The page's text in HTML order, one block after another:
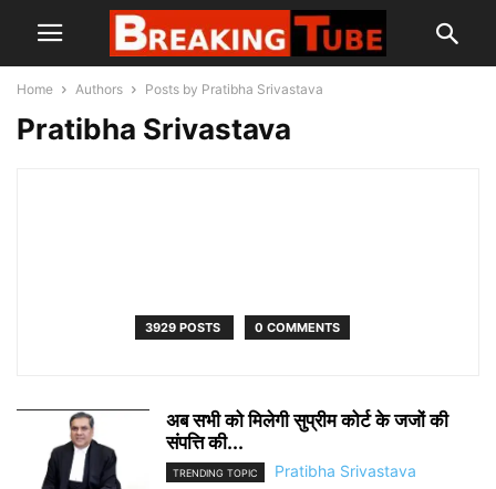
Home Authors Posts by Pratibha Srivastava
Pratibha Srivastava
3929 POSTS 0 COMMENTS
अब सभी को मिलेगी सुप्रीम कोर्ट के जजों की
संपत्ति की...
TRENDING TOPIC Pratibha Srivastava